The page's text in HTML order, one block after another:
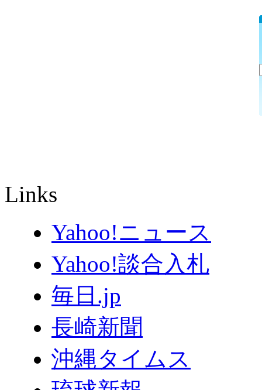
Links
Yahoo!ニュース
Yahoo!談合入札
毎日.jp
長崎新聞
沖縄タイムス